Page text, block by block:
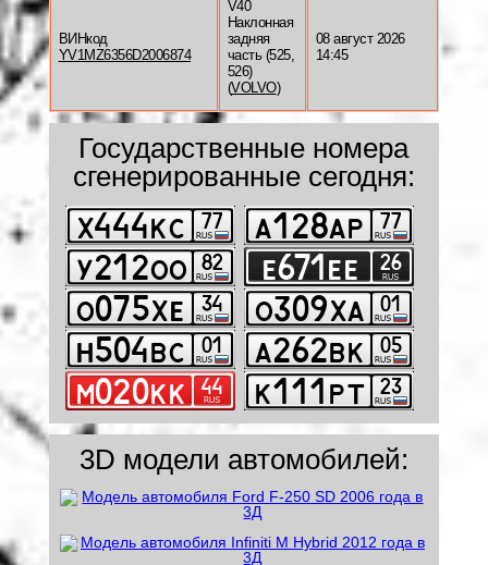
ВИНкод
YV1MZ6356D2006874
V40
Наклонная
задняя
часть (525,
526)
(VOLVO)
08 август 2026
14:45
Государственные номера
сгенерированные сегодня:
3D модели автомобилей: